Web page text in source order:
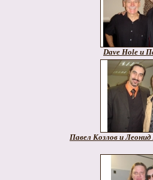
Dave Hole и
Павел Козлов и